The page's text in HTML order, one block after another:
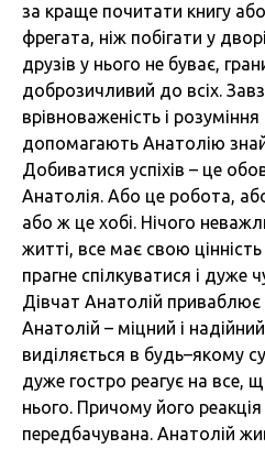
за краще почитати книгу
фрегата, ніж побігати у
друзів у нього не буває,
доброзичливий до всіх.
врівноваженість і розуміння
допомагають Анатолію
Добиватися успіхів – це
Анатолія. Або це робота,
або ж це хобі. Нічого
житті, все має свою
прагне спілкуватися і дуже
Дівчат Анатолій
Анатолій – міцний і
виділяється в будь–якому
дуже гостро реагує на все,
нього. Причому його
передбачувана. Анатолій